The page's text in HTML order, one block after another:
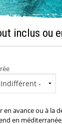
inclus ou
en avance ou à la
en